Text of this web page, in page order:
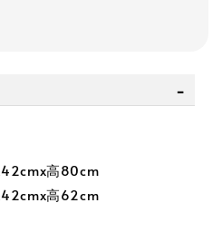
高80cm
高62cm